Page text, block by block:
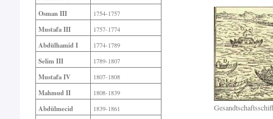
Osman III 1754-1757
Mustafa III 1757-1774
Abdülhamid I 1774-1789
Selim III 1789-1807
Mustafa IV 1807-1808
Mahmud II 1808-1839
Abdülmecid 1839-1861